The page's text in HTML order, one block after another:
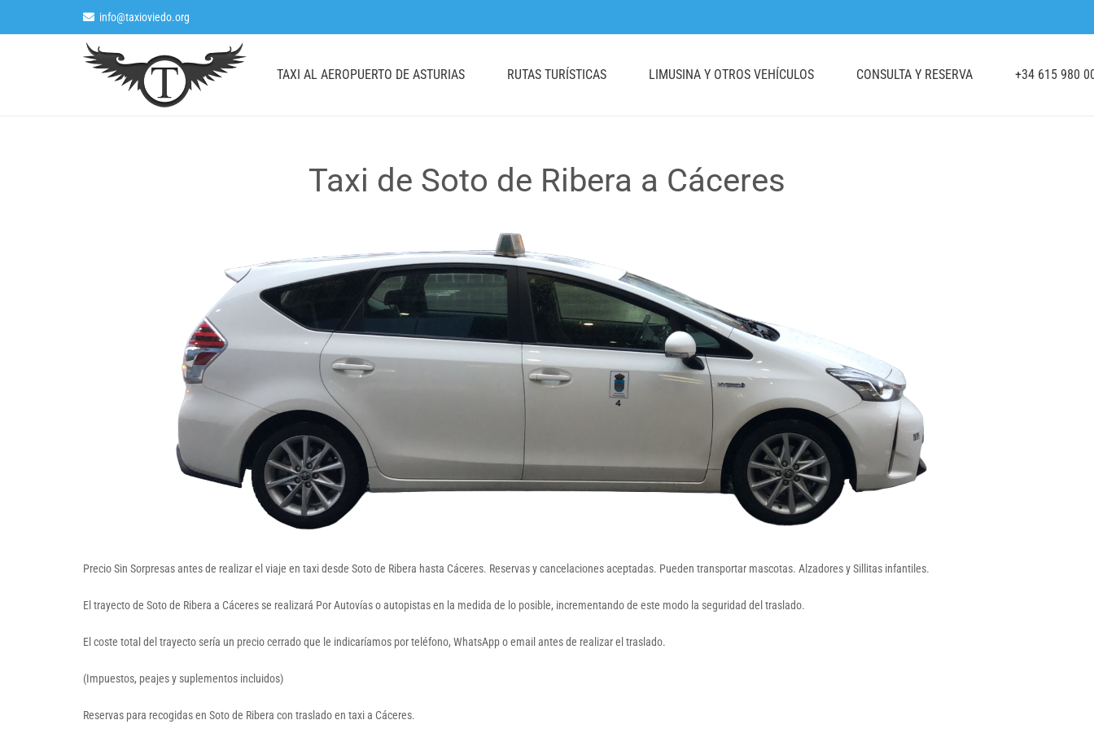
info@taxioviedo.org
TAXI AL AEROPUERTO DE ASTURIAS RUTAS TURÍSTICAS LIMUSINA Y OTROS VEHÍCULOS CONSULTA Y RESERVA +34 615 980
Taxi de Soto de Ribera a Cáceres
Precio Sin Sorpresas antes de realizar el viaje en taxi desde Soto de Ribera hasta Cáceres. Reservas y cancelaciones aceptadas. Pueden transportar mascotas. Alzadores y Sillitas infantiles.
El trayecto de Soto de Ribera a Cáceres se realizará Por Autovías o autopistas en la medida de lo posible, incrementando de este modo la seguridad del traslado.
El coste total del trayecto sería un precio cerrado que le indicaríamos por teléfono, WhatsApp o email antes de realizar el traslado.
(Impuestos, peajes y suplementos incluidos)
Reservas para recogidas en Soto de Ribera con traslado en taxi a Cáceres.